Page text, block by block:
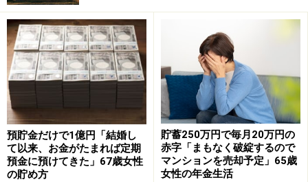
現在のひと月当たりの収入は「副業を含む労働収入30万
円、養育費10万円、特別児童扶養手当4万円程度、児童
扶養手当4万程度、児童手当1万5000円」。一方、支出は
「実家に入れるお金（最低限の食費込み5万円）、通信
費2000円、民間保険2500円、そのほか4万～6万円」ほ
ど。
預貯金だけで1億円「結婚し
て以来、お金がたまれば定期
預金に預けてきた」67歳女性
の貯め方
貯蓄250万円で毎月20万円の
赤字「まもなく破綻するので
マンションを売却予定」65歳
女性の年金生活